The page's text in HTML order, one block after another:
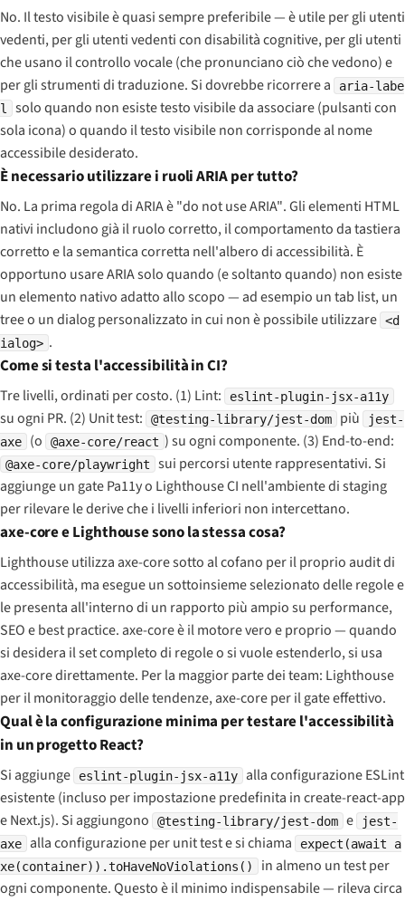
No. Il testo visibile è quasi sempre preferibile — è utile per gli utenti
vedenti, per gli utenti vedenti con disabilità cognitive, per gli utenti
che usano il controllo vocale (che pronunciano ciò che vedono) e
per gli strumenti di traduzione. Si dovrebbe ricorrere a
aria-labe
l
solo quando non esiste testo visibile da associare (pulsanti con
sola icona) o quando il testo visibile non corrisponde al nome
accessibile desiderato.
È necessario utilizzare i ruoli ARIA per tutto?
No. La prima regola di ARIA è"do not use ARIA". Gli elementi HTML
nativi includono già il ruolo corretto, il comportamento da tastiera
corretto e la semantica corretta nell'albero di accessibilità. È
opportuno usare ARIA solo quando (e soltanto quando) non esiste
un elemento nativo adatto allo scopo — ad esempio un tab list, un
tree o un dialog personalizzato in cui non è possibile utilizzare <d
ialog> .
Come si testa l'accessibilità in CI?
Tre livelli, ordinati per costo. (1) Lint: eslint-plugin-jsx-a11y
su ogni PR. (2) Unit test: @testing-library/jest-dom più
jest-
axe
(o @axe-core/react ) su ogni componente. (3) End-to-end:
@axe-core/playwright
sui percorsi utente rappresentativi. Si
aggiunge un gate Pa11y o Lighthouse CI nell'ambiente di staging
per rilevare le derive che i livelli inferiori non intercettano.
axe-core e Lighthouse sono la stessa cosa?
Lighthouse utilizza axe-core sotto al cofano per il proprio audit di
accessibilità, ma esegue un sottoinsieme selezionato delle regole e
le presenta all'interno di un rapporto più ampio su performance,
SEO e best practice. axe-core è il motore vero e proprio — quando
si desidera il set completo di regole o si vuole estenderlo, si usa
axe-core direttamente. Per la maggior parte dei team: Lighthouse
per il monitoraggio delle tendenze, axe-core per il gate effettivo.
Qual è la configurazione minima per testare l'accessibilità
in un progetto React?
Si aggiunge eslint-plugin-jsx-a11y
alla configurazione ESLint
esistente (incluso per impostazione predefinita in create-react-app
e Next.js). Si aggiungono
@testing-library/jest-dom e
jest-
axe
alla configurazione per unit test e si chiama
expect(await a
xe(container)).toHaveNoViolations()
in almeno un test per
ogni componente. Questo è il minimo indispensabile — rileva circa